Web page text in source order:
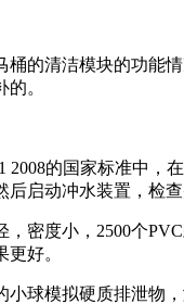
清洁模块的功能情
。
的国家标准中，在
后启动冲水装置，检
度小，2500个PVC
好。
模拟硬质排泄物，